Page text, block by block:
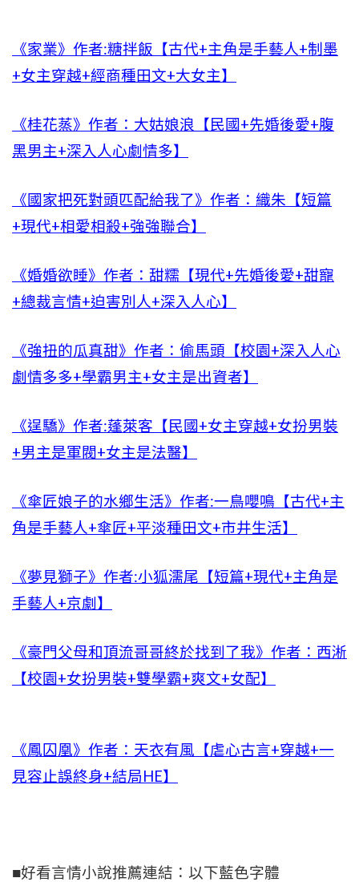
《家業》作者:糖拌飯【古代+主角是手藝人+制墨
+女主穿越+經商種田文+大女主】
《桂花蒸》作者：大姑娘浪【民國+先婚後愛+腹
黑男主+深入人心劇情多】
《國家把死對頭匹配給我了》作者：織朱【短篇
+現代+相愛相殺+強強聯合】
《婚婚欲睡》作者：甜糯【現代+先婚後愛+甜寵
+總裁言情+迫害別人+深入人心】
《強扭的瓜真甜》作者：偷馬頭【校園+深入人心
劇情多多+學霸男主+女主是出資者】
《逞驕》作者:蓬萊客【民國+女主穿越+女扮男裝
+男主是軍閥+女主是法醫】
《傘匠娘子的水鄉生活》作者:一鳥嚶鳴【古代+主
角是手藝人+傘匠+平淡種田文+市井生活】
《夢見獅子》作者:小狐濡尾【短篇+現代+主角是
手藝人+京劇】
《豪門父母和頂流哥哥終於找到了我》作者：西淅
【校園+女扮男裝+雙學霸+爽文+女配】
《鳳囚凰》作者：天衣有風【虐心古言+穿越+一
見容止誤終身+結局HE】
■好看言情小說推薦連結：以下藍色字體